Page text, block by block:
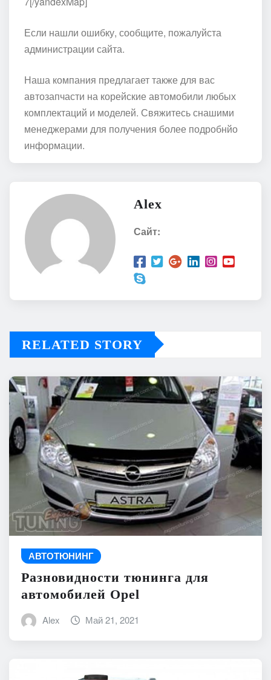
Если нашли ошибку, сообщите, пожалуйста
администрации сайта.
Наша компания предлагает также для вас
автозапчасти на корейские автомобили любых
комплектаций и моделей. Свяжитесь снашими
менеджерами для получения более подробнйо
информации.
Alex
Сайт:
RELATED STORY
АВТОТЮНИНГ
Разновидности тюнинга для
автомобилей Opel
Alex Май 21, 2021